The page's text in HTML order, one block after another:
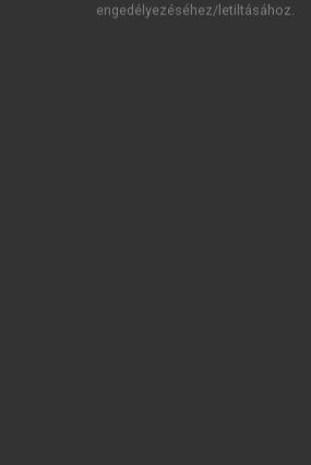
engedélyezéséhez/letiltásához.